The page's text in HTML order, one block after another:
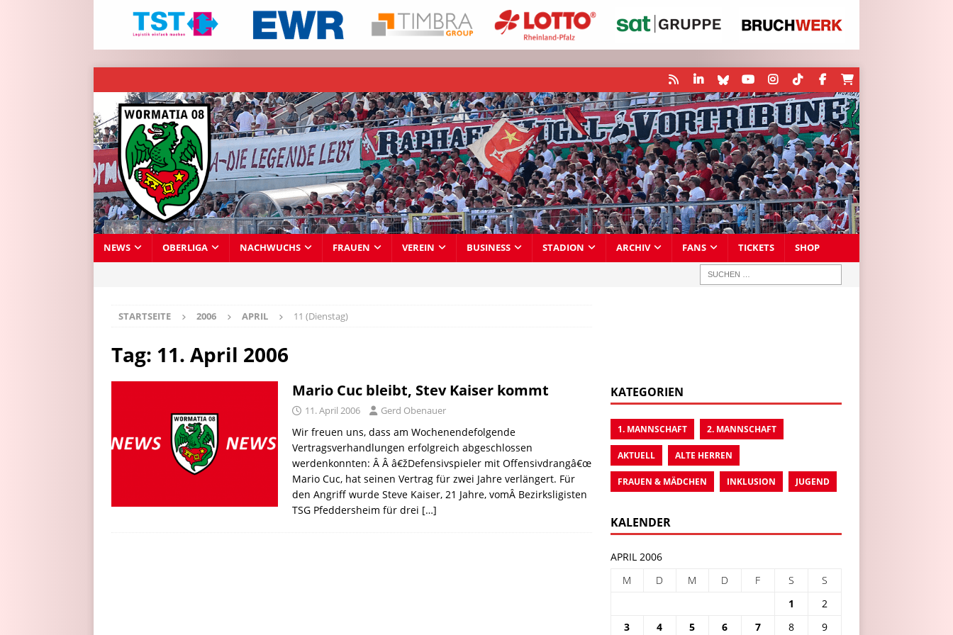
NEWS OBERLIGA NACHWUCHS FRAUEN VEREIN BUSINESS STADION ARCHIV FANS TICKETS SHOP
STARTSEITE 2006 APRIL 11 (Dienstag)
Tag: 11. April 2006
Mario Cuc bleibt, Stev Kaiser kommt
11. April 2006 Gerd Obenauer
Wir freuen uns, dass am Wochenendefolgende
Vertragsverhandlungen erfolgreich abgeschlossen
werdenkonnten: Â Â â€žDefensivspieler mit Offensivdrangâ€œ
Mario Cuc, hat seinen Vertrag für zwei Jahre verlängert. Für
den Angriff wurde Steve Kaiser, 21 Jahre, vomÂ Bezirksligisten
TSG Pfeddersheim für drei […]
KATEGORIEN
1. MANNSCHAFT 2. MANNSCHAFT
AKTUELL ALTE HERREN
FRAUEN & MÄDCHEN INKLUSION JUGEND
KALENDER
APRIL 2006
M
D M D F S
S
1
2
3
4 5 6 7 8 9